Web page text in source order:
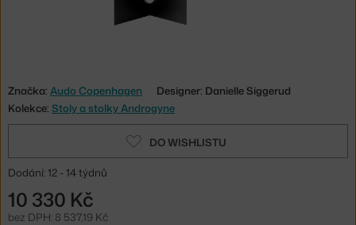
Značka: Audo Copenhagen
Designer: Danielle Siggerud
Kolekce: Stoly a stolky Androgyne
DO WISHLISTU
Dodání: 12 - 14 týdnů
10 330 Kč
bez DPH: 8 537,19 Kč